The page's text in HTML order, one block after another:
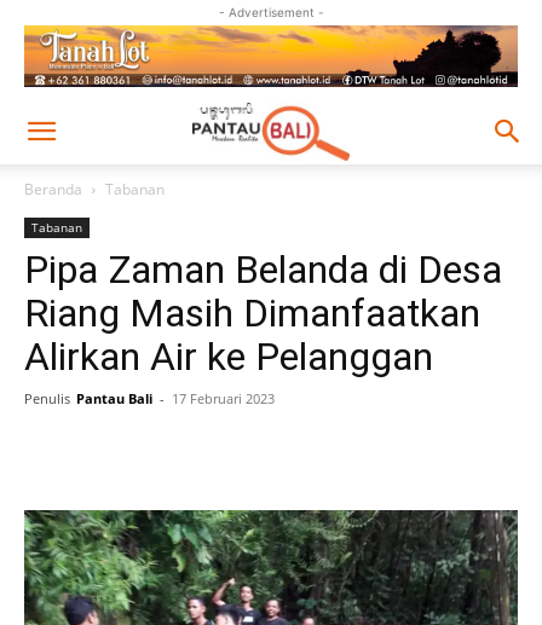
- Advertisement -
Beranda Tabanan
Tabanan
Pipa Zaman Belanda di Desa
Riang Masih Dimanfaatkan
Alirkan Air ke Pelanggan
Penulis Pantau Bali - 17 Februari 2023